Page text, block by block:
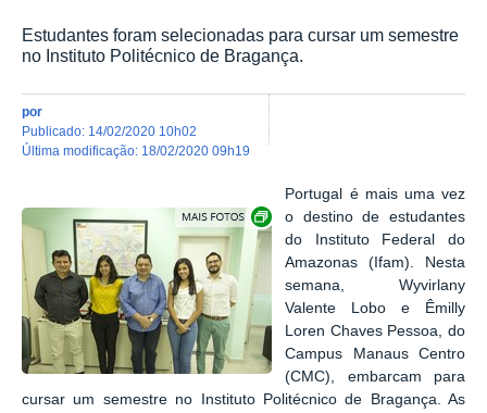
Estudantes foram selecionadas para cursar um semestre
no Instituto Politécnico de Bragança.
por
publicado: 14/02/2020 10h02
última modificação: 18/02/2020 09h19
Show image carousel
Portugal é mais uma vez
o destino de estudantes
do Instituto Federal do
Amazonas (Ifam). Nesta
semana, Wyvirlany
Valente Lobo e Êmilly
Loren Chaves Pessoa, do
Campus Manaus Centro
(CMC), embarcam para
cursar um semestre no Instituto Politécnico de Bragança. As